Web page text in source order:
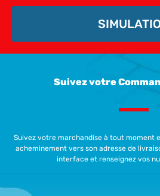
Suivez votre
Suivez votre marchandise à tout moment
acheminement vers son adresse de
interface et renseignez vos